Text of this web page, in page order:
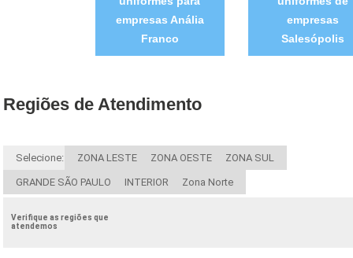
empresas Anália
Franco
empresas
Salesópolis
Regiões de Atendimento
Selecione: ZONA LESTE ZONA OESTE ZONA SUL
GRANDE SÃO PAULO INTERIOR Zona Norte
Verifique as regiões que
atendemos